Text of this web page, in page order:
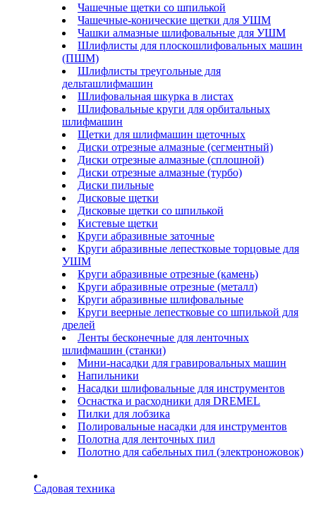
Чашечные щетки со шпилькой
Чашечные-конические щетки для УШМ
Чашки алмазные шлифовальные для УШМ
Шлифлисты для плоскошлифовальных машин
(ПШМ)
Шлифлисты треугольные для
дельташлифмашин
Шлифовальная шкурка в листах
Шлифовальные круги для орбитальных
шлифмашин
Щетки для шлифмашин щеточных
Диски отрезные алмазные (сегментный)
Диски отрезные алмазные (сплошной)
Диски отрезные алмазные (турбо)
Диски пильные
Дисковые щетки
Дисковые щетки со шпилькой
Кистевые щетки
Круги абразивные заточные
Круги абразивные лепестковые торцовые для
УШМ
Круги абразивные отрезные (камень)
Круги абразивные отрезные (металл)
Круги абразивные шлифовальные
Круги веерные лепестковые со шпилькой для
дрелей
Ленты бесконечные для ленточных
шлифмашин (станки)
Мини-насадки для гравировальных машин
Напильники
Насадки шлифовальные для инструментов
Оснастка и расходники для DREMEL
Пилки для лобзика
Полировальные насадки для инструментов
Полотна для ленточных пил
Полотно для сабельных пил (электроножовок)
Садовая техника